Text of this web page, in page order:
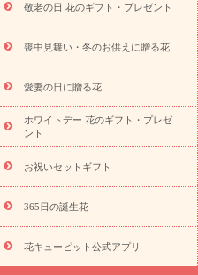
お祝い返し お見舞い
お取り
用 観葉植物
ミディ胡蝶蘭
ら探す
アレンジメント
え・お悔やみ 胡蝶蘭
胡蝶
ミディ胡蝶蘭・お供え
物 産直多肉植物
プリザーブ
悔やみ 花とセットギフト
-ハナモア-）
花とみどりの
カラー ピンク
ラ ユリ トルコキキョウ
予
3000円～ お祝い・
円～ お祝い・10000円～
悔やみ・3000円～
お供え・お
やみ・7000円～
お供え・お悔
敬老の日 花のギフト・プレゼント
喪中見舞い・冬のお供えに贈る花
愛妻の日に贈る花
ホワイトデー 花のギフト・プレゼ
ント
お祝いセットギフト
365日の誕生花
花キューピット公式アプリ